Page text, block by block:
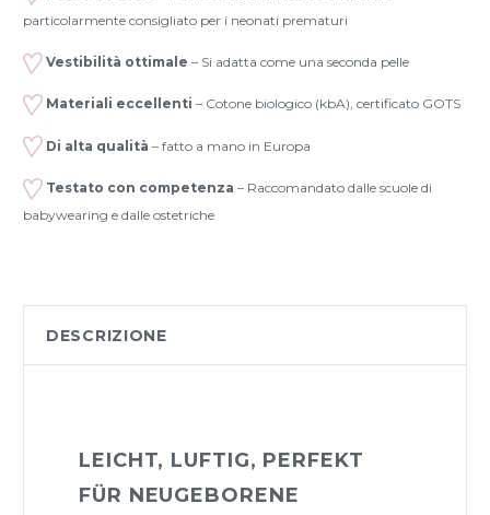
particolarmente consigliato per i neonati prematuri
Vestibilità ottimale – Si adatta come una seconda pelle
Materiali eccellenti – Cotone biologico (kbA), certificato GOTS
Di alta qualità – fatto a mano in Europa
Testato con competenza – Raccomandato dalle scuole di
babywearing e dalle ostetriche
DESCRIZIONE
LEICHT, LUFTIG, PERFEKT
FÜR NEUGEBORENE